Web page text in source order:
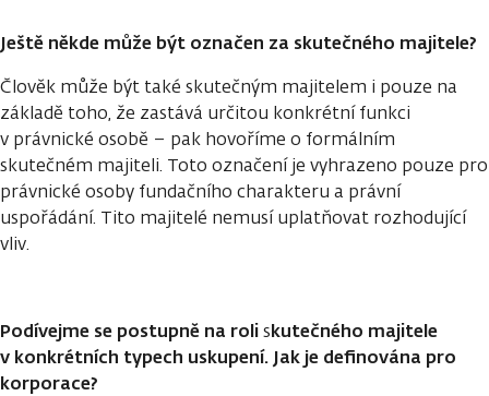
Ještě někde může být označen za skutečného majitele?
Člověk může být také skutečným majitelem i pouze na
základě toho, že zastává určitou konkrétní funkci
v právnické osobě – pak hovoříme o formálním
skutečném majiteli. Toto označení je vyhrazeno pouze pro
právnické osoby fundačního charakteru a právní
uspořádání. Tito majitelé nemusí uplatňovat rozhodující
vliv.
Podívejme se postupně na roliskutečného majitele
v konkrétních typech uskupení. Jak je definována pro
korporace?